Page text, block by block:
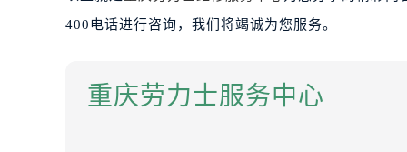
400电话进行咨询，我们将竭诚为您服务。
重庆劳力士服务中心